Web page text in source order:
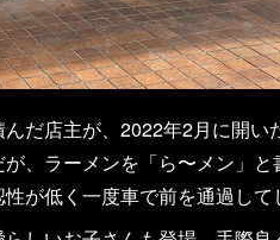
だ店主が、2022年2月に開い
、ラーメンを「ら〜メン」
が低く一度車で前を通過して